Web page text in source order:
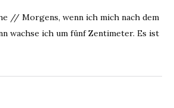
// Morgens, wenn ich mich nach dem
wachse ich um fünf Zentimeter. Es ist